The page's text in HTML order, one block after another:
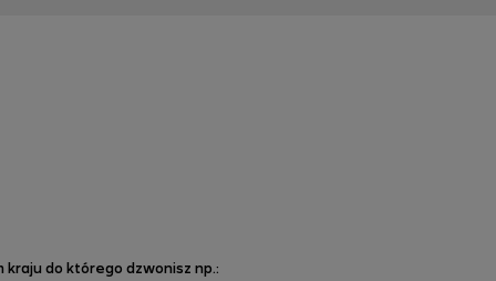
do którego dzwonisz np.: